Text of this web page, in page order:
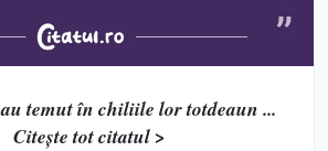
temut în chiliile lor totdeaun ...
Citește tot citatul >